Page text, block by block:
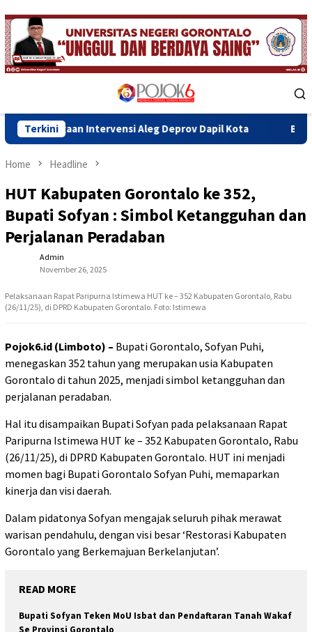
Skip
to
content
Menu
Terkini
Intervensi Aleg Deprov Dapil Kota Bupati Sofyan Teken
Home Headline
HUT Kabupaten Gorontalo ke 352,
Bupati Sofyan : Simbol Ketangguhan dan
Perjalanan Peradaban
Admin
November 26, 2025
Pelaksanaan Rapat Paripurna Istimewa HUT ke – 352 Kabupaten Gorontalo, Rabu
(26/11/25), di DPRD Kabupaten Gorontalo. Foto: Istimewa
Pojok6.id (Limboto) – Bupati Gorontalo, Sofyan Puhi,
menegaskan 352 tahun yang merupakan usia Kabupaten
Gorontalo di tahun 2025, menjadi simbol ketangguhan dan
perjalanan peradaban.
Hal itu disampaikan Bupati Sofyan pada pelaksanaan Rapat
Paripurna Istimewa HUT ke – 352 Kabupaten Gorontalo, Rabu
(26/11/25), di DPRD Kabupaten Gorontalo. HUT ini menjadi
momen bagi Bupati Gorontalo Sofyan Puhi, memaparkan
kinerja dan visi daerah.
Dalam pidatonya Sofyan mengajak seluruh pihak merawat
warisan pendahulu, dengan visi besar ‘Restorasi Kabupaten
Gorontalo yang Berkemajuan Berkelanjutan’.
READ MORE
Bupati Sofyan Teken MoU Isbat dan Pendaftaran Tanah Wakaf
Se Provinsi Gorontalo